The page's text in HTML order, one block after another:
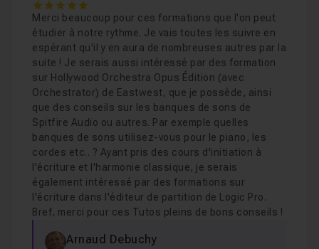
5
Merci beaucoup pour ces formations que l'on peut
étudier à notre rythme. Je vais toutes les suivre en
espérant qu'il y en aura de nombreuses autres par la
suite ! Je serais aussi intéressé par des formation
sur Hollywood Orchestra Opus Édition (avec
Orchestrator) de Eastwest, que je possède, ainsi
que des conseils sur les banques de sons de
Spitfire Audio ou autres. Par exemple quelles
banques de sons utilisez-vous pour le piano, les
cordes etc.. ? Ayant pris des cours d'initiation à
l'écriture et l'harmonie classique, je serais
également intéressé par des formations sur
l'écriture dans l'éditeur de partition de Logic Pro.
Bref, merci pour ces Tutos pleins de bons conseils !
Arnaud Debuchy